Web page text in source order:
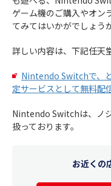
ゲーム機のご購入やオン
てみてはいかがでしょう
詳しい内容は、下記任天
Nintendo Switchで、
定サービスとして無料
Nintendo Switchは、ノ
扱っております。
お近くの